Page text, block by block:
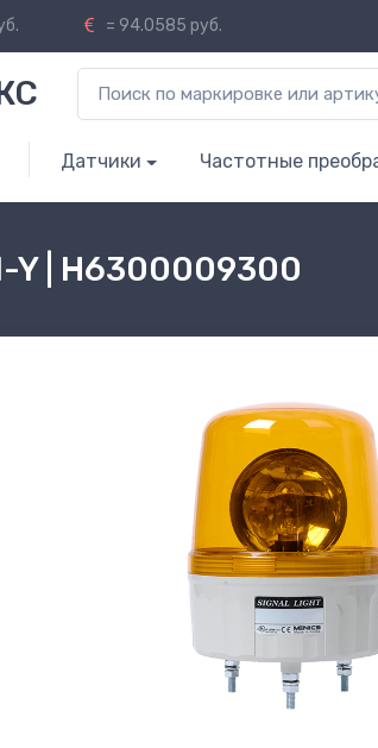
= 94.0585 руб.
Датчики Частотные
Y | H6300009300